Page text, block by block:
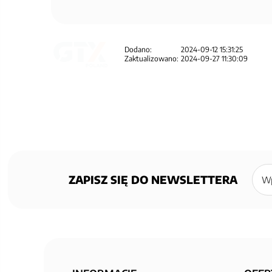
Dodano:
2024-09-12 15:31:25
Zaktualizowano: 2024-09-27 11:30:09
ZAPISZ SIĘ DO NEWSLETTERA
Zapisz
się